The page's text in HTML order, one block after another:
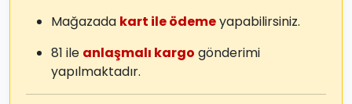
Mağazada kart ile ödemeyapabilirsiniz.
81 ile anlaşmalı kargo gönderimi
yapılmaktadır.